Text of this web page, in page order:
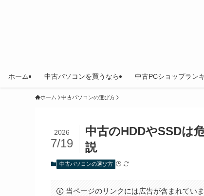
ホーム 中古パソコンを買うなら 中古PCショップラン
ホーム 中古パソコンの選び方
中古のHDDやSSDは
説
2026
7/19
中古パソコンの選び方
当ページのリンクには広告が含まれていま